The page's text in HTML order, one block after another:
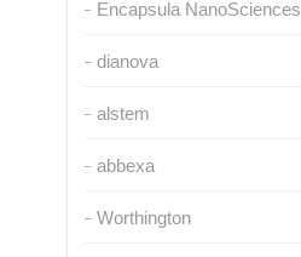
Encapsula NanoSciences
dianova
alstem
abbexa
Worthington